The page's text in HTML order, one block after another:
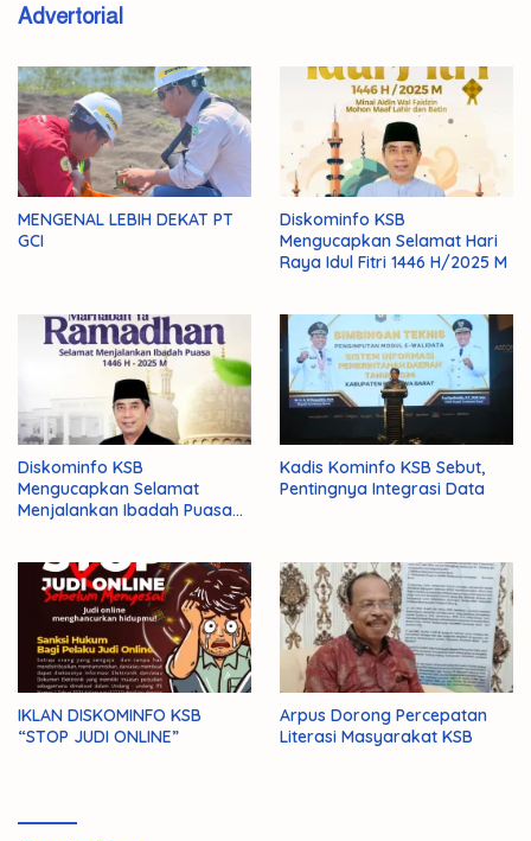
Advertorial
MENGENAL LEBIH DEKAT PT
GCI
Diskominfo KSB
Mengucapkan Selamat Hari
Raya Idul Fitri 1446 H/2025 M
Diskominfo KSB
Mengucapkan Selamat
Menjalankan Ibadah Puasa
Kadis Kominfo KSB Sebut,
Pentingnya Integrasi Data
IKLAN DISKOMINFO KSB
“STOP JUDI ONLINE”
Arpus Dorong Percepatan
Literasi Masyarakat KSB